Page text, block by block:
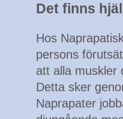
Det finns
Hos
persons
att alla muskler
Detta sker
Naprapater